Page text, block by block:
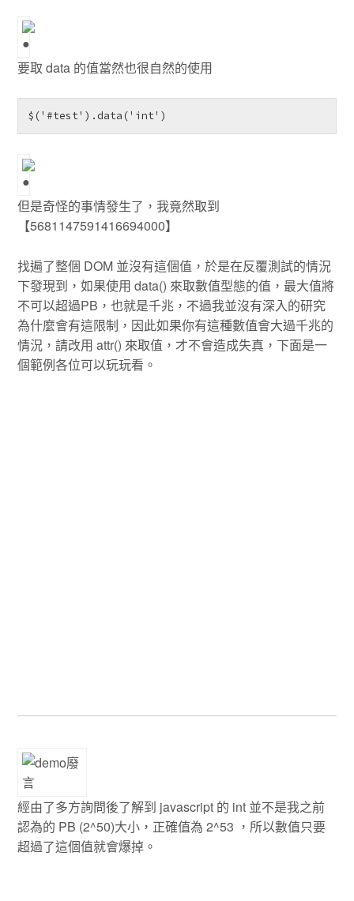
要取 data 的值當然也很自然的使用
$('#test').data('int')
但是奇怪的事情發生了，我竟然取到
【5681147591416694000】
找遍了整個 DOM 並沒有這個值，於是在反覆測試的情況
下發現到，如果使用 data() 來取數值型態的值，最大值將
不可以超過PB，也就是千兆，不過我並沒有深入的研究
為什麼會有這限制，因此如果你有這種數值會大過千兆的
情況，請改用 attr() 來取值，才不會造成失真，下面是一
個範例各位可以玩玩看。
經由了多方詢問後了解到 javascript 的 int 並不是我之前
認為的 PB (2^50)大小，正確值為 2^53 ，所以數值只要
超過了這個值就會爆掉。